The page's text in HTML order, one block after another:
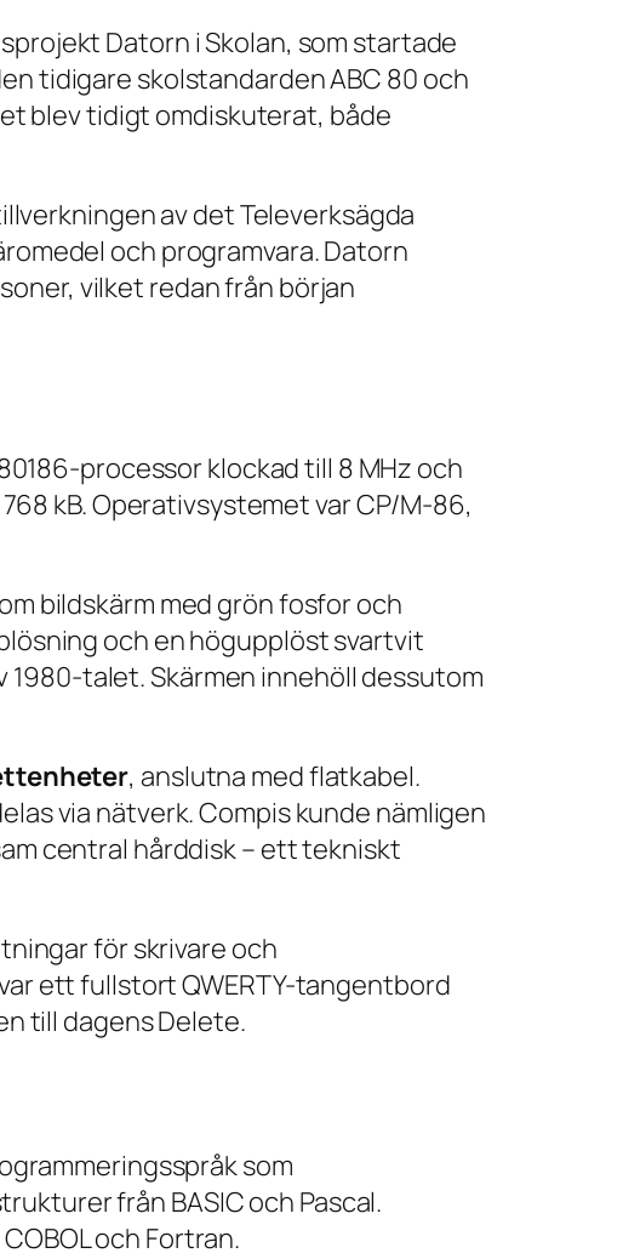
Datorn i Skolan, som startade
tidigare skolstandarden ABC 80 och
blev tidigt omdiskuterat, både
av det Televerksägda
och programvara. Datorn
vilket redan från början
processor klockad till 8 MHz och
kB. Operativsystemet var CP/M-86,
bildskärm med grön fosfor och
och en högupplöst svartvit
1980-talet. Skärmen innehöll dessutom
, anslutna med flatkabel.
via nätverk. Compis kunde nämligen
central hårddisk – ett tekniskt
för skrivare och
ett fullstort QWERTY-tangentbord
till dagensDelete.
som
från BASIC och Pascal.
och Fortran.